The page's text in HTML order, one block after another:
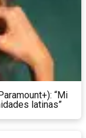
“Mi
latinas”